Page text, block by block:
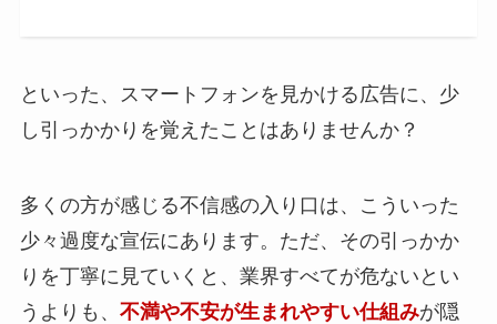
といった、スマートフォンを見かける広告に、少
し引っかかりを覚えたことはありませんか？
多くの方が感じる不信感の入り口は、こういった
少々過度な宣伝にあります。ただ、その引っかか
りを丁寧に見ていくと、業界すべてが危ないとい
うよりも、 不満や不安が生まれやすい仕組みが隠